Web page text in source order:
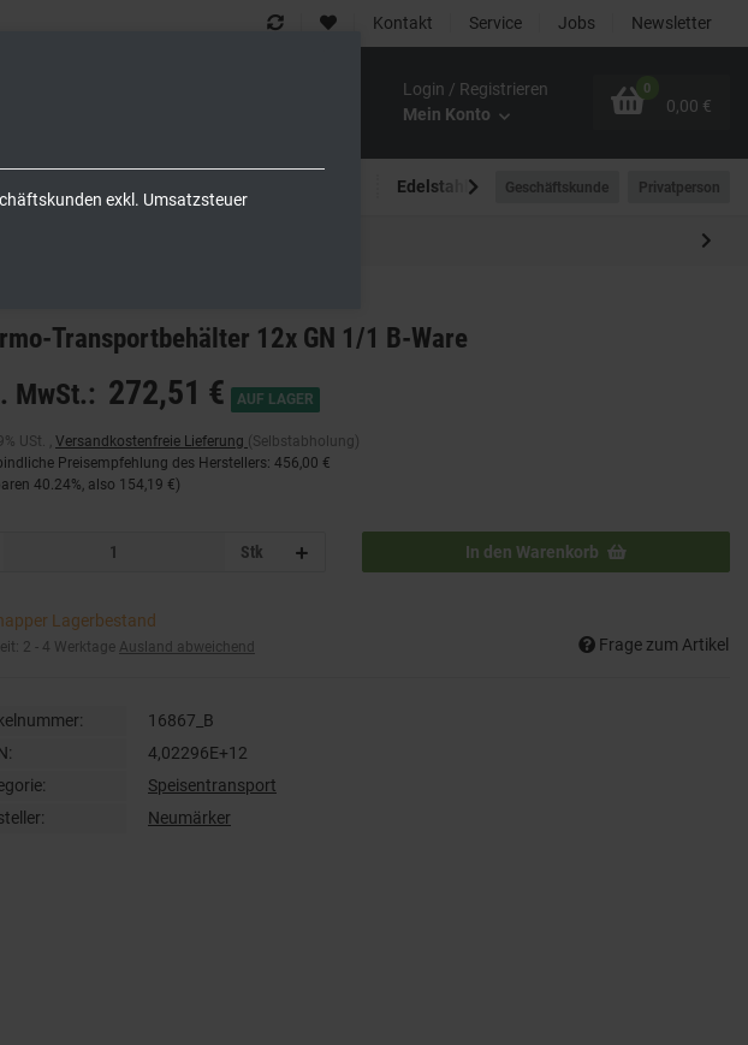
Kontakt Service Jobs Newsletter
Login / Registrieren
Mein Konto
0
0,00 €
Edelstahlmöbel Outdoor-Bereich
Geschäftskunde Privatperson
Transportbehälter 12x GN 1/1 B-Ware
MwSt.: 272,51 € AUF LAGER
USt. , Versandkostenfreie Lieferung (Selbstabholung)
Preisempfehlung des Herstellers: 456,00 €
40.24%, also 154,19 €)
Stk In den Warenkorb
Lagerbestand
2 - 4 Werktage Ausland abweichend Frage zum Artikel
16867_B
4,02296E+12
Speisentransport
Neumärker
exkl. Umsatzsteuer